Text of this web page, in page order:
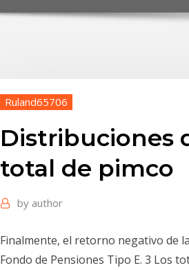
Ruland65706
Distribuciones
total de pimco
by author
Finalmente, el retorno negativo de
Fondo de Pensiones Tipo E. 3 Los